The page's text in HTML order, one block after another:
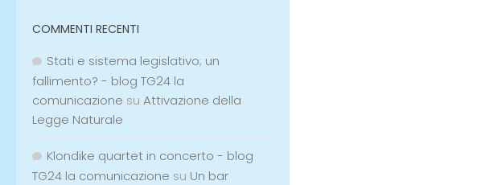
COMMENTI RECENTI
Stati e sistema legislativo; un
fallimento? - blog TG24 la
comunicazione su Attivazione della
Legge Naturale
Klondike quartet in concerto - blog
TG24 la comunicazione su Un bar